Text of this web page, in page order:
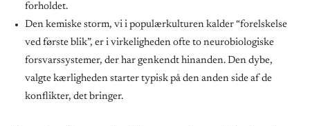
forholdet.
Den kemiske storm, vi i populærkulturen kalder “forelskelse
ved første blik”, er i virkeligheden ofte to neurobiologiske
forsvarssystemer, der har genkendt hinanden. Den dybe,
valgte kærligheden starter typisk på den anden side af de
konflikter, det bringer.